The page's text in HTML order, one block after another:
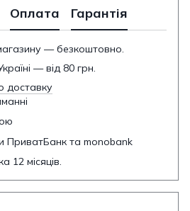
Оплата Гарантія
— безкоштовно.
— від 80 грн.
доставку
ПриватБанк та monobank
12 місяців.